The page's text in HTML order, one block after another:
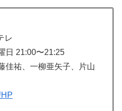
レ
日 21:00〜21:25
佳祐、一柳亜矢子、片山